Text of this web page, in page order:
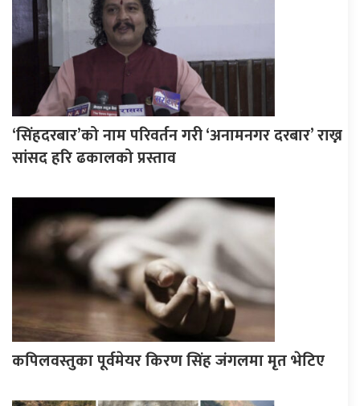
‘सिंहदरबार’को नाम परिवर्तन गरी ‘अनामनगर दरबार’ राख्न
सांसद हरि ढकालको प्रस्ताव
कपिलवस्तुका पूर्वमेयर किरण सिंह जंगलमा मृत भेटिए